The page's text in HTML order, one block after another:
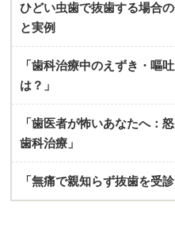
ひどい虫歯で抜歯する場合
と実例
「歯科治療中のえずき・嘔
は？」
「歯医者が怖いあなたへ：
歯科治療」
「無痛で親知らず抜歯を受